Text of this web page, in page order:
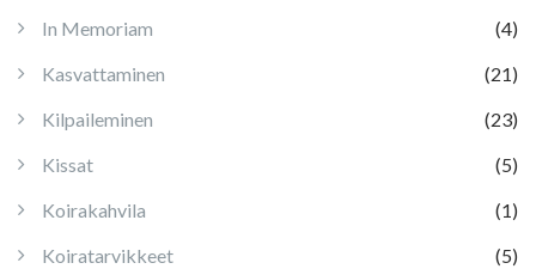
In Memoriam
(4)
Kasvattaminen
(21)
Kilpaileminen
(23)
Kissat
(5)
Koirakahvila
(1)
Koiratarvikkeet
(5)